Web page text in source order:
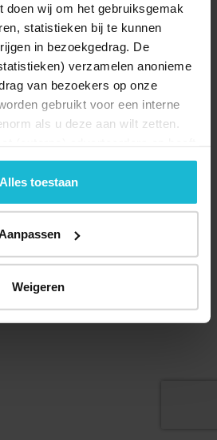
doen wij om het gebruiksgemak
statistieken bij te kunnen
in bezoekgedrag. De
verzamelen anonieme
van bezoekers op onze
gebruikt voor een interne
als u deze aan wilt zetten.
U kunt deze cookies via
beheren of weigeren.
Alles toestaan
Weigeren
Forten Nederland
nu Disclaimer
Contact
door de